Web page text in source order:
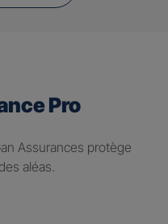
Pro
Assurances protège
aléas.